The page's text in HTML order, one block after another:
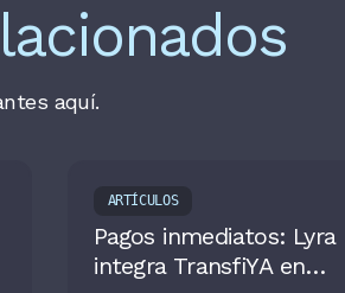
aquí.
ARTÍCULOS
Pagos inmediatos: Lyra
integra TransfiYA en